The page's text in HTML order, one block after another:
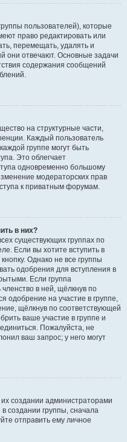
пользователей), которые
право редактировать или
перемещать, удалять и
они отвечают. Основные задачи
содержания сообщений
на структурные части,
Каждый пользователь
группе могут быть
Это облегчает
одновременно большому
модераторских прав
к приватным форумам.
в них?
существующих группах по
Если вы хотите вступить в
Однако не все группы
одобрения для вступления в
Если группа
в ней, щёлкнув по
одобрение на участие в группе,
щёлкнув по соответствующей
ваше участие в группе и
Пожалуйста, не
ваш запрос; у него могут
создании администраторами
создании группы, сначала
отправить ему личное